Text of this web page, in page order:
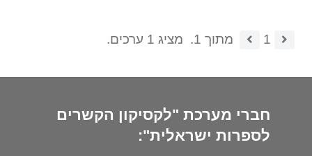
1 מתוך 1. מציג 1 ערכים.
חברי מערכת "לקסיקון הקשרים
לספרות ישראלית":